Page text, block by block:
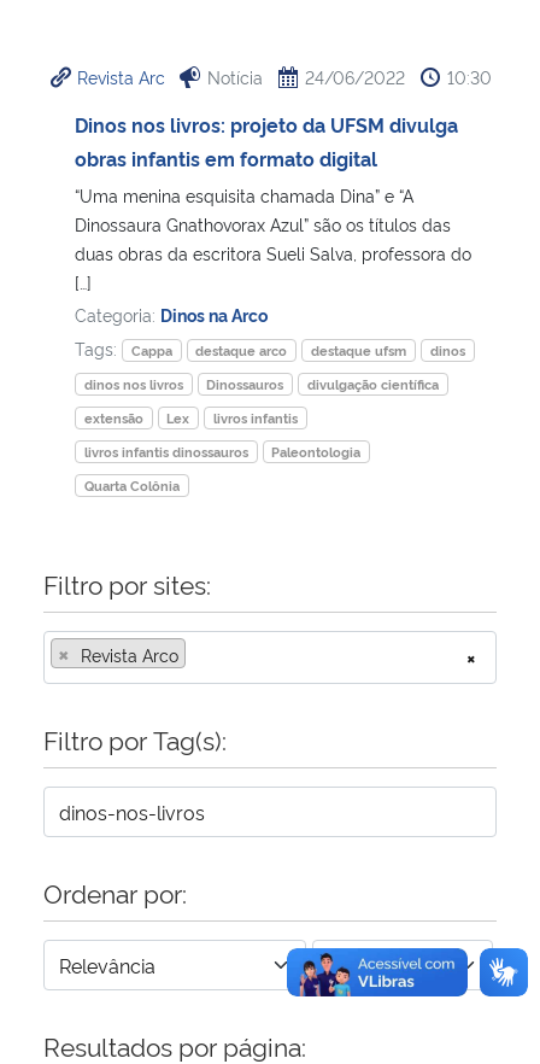
Ministério da Cidadania
Ministério de Minas e Energia
Ministério da Ciência, Tecnologia, Inovações e Comunicações
Ministério do Meio Ambiente
Ministério do Turismo
Ministério do Desenvolvimento Regional
Ministério da Mulher, da Família e dos Direitos Humanos
Secretaria-Geral
Advocacia-Geral da União
Banco Central do Brasil
Revista Arc Notícia 24/06/2022 10:30
Dinos nos livros: projeto da UFSM divulga
obras infantis em formato digital
“Uma menina esquisita chamada Dina” e “A
Dinossaura Gnathovorax Azul” são os títulos das
duas obras da escritora Sueli Salva, professora do
[…]
Categoria: Dinos na Arco
Tags:
Cappa destaque arco destaque ufsm
dinos
dinos nos livros
Dinossauros
divulgação científica
extensão
Lex
livros infantis
livros infantis dinossauros
Paleontologia
Quarta Colônia
Filtro por sites:
×
× Revista Arco
Filtro por Tag(s):
Ordenar por:
Resultados por página: